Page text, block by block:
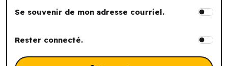
Se souvenir de mon adresse courriel.
Rester connecté.